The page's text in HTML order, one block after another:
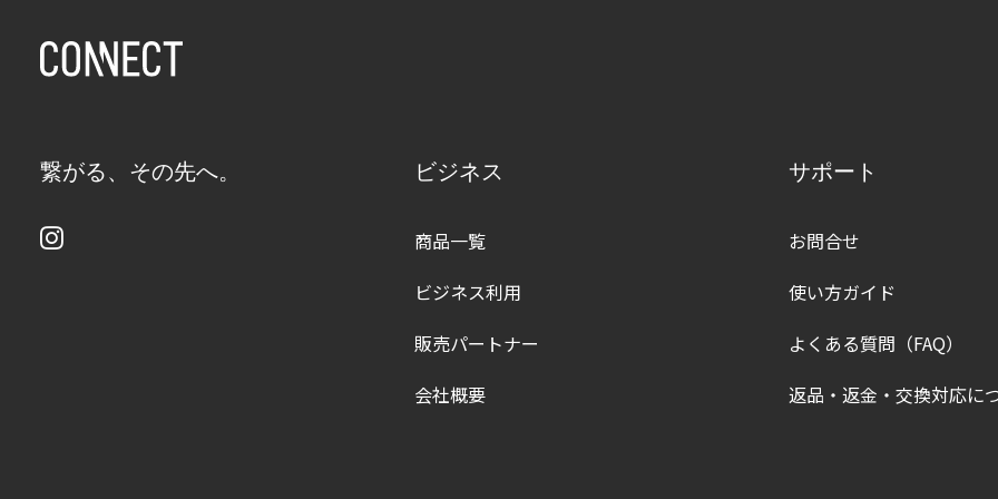
繋がる、その先へ。 ビジネス
商品一覧
ビジネス利用
販売パートナー
会社概要
サポート
お問合せ
使い方ガイド
よくある質問（FAQ）
返品・返金・交換対応に